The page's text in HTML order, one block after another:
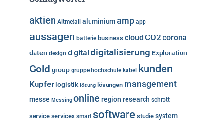
aktien Altmetall aluminiumamp app
aussagen batterie business cloud CO2 corona
daten design digital digitalisierung Exploration
Gold group gruppe hochschule kabel kunden
Kupfer logistik lösung lösungen management
messe Messing online region research schrott
service services smart software studie system